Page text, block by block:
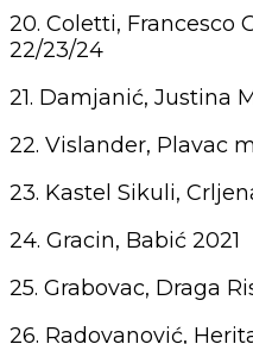
20. Coletti, Francesco
22/23/24
21. Damjanić, Justina
22. Vislander, Plavac
23. Kastel Sikuli,
24. Gracin, Babić 2021
25. Grabovac, Draga
26. Radovanović,